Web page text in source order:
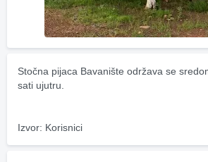
Stočna pijaca Bavanište održava se
sati ujutru.
Izvor: Korisnici